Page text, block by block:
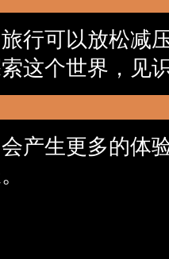
行可以放松减
这个世界，见
产生更多的体